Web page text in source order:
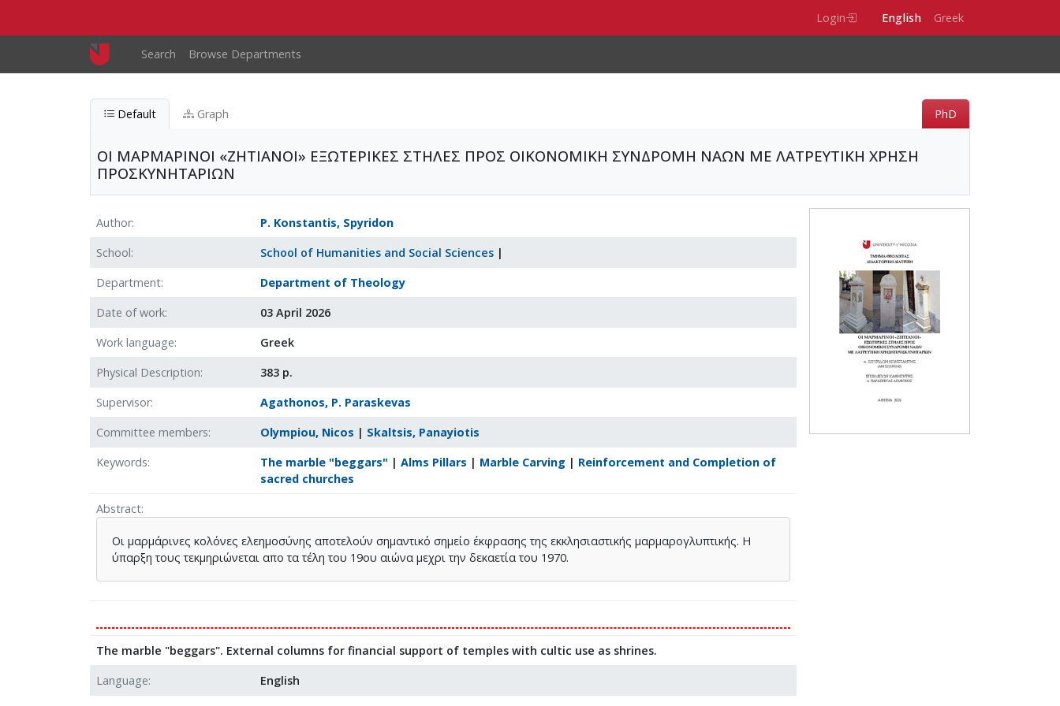
Login English Greek
Main navigation
Search Browse Departments
Default Graph PhD
ΟΙ ΜΑΡΜΑΡΙΝΟΙ «ΖΗΤΙΑΝΟΙ» ΕΞΩΤΕΡΙΚΕΣ ΣΤΗΛΕΣ ΠΡΟΣ ΟΙΚΟΝΟΜΙΚΗ ΣΥΝΔΡΟΜΗ ΝΑΩΝ ΜΕ ΛΑΤΡΕΥΤΙΚΗ ΧΡΗΣΗ
ΠΡΟΣΚΥΝΗΤΑΡΙΩΝ
Author
P. Konstantis, Spyridon
School
School of Humanities and Social Sciences |
Department
Department of Theology
Date of work
03 April 2026
Work language
Greek
Physical Description
383 p.
Supervisor
Agathonos, P. Paraskevas
Committee members
Olympiou, Nicos | Skaltsis, Panayiotis
Keywords
The marble "beggars" | Alms Pillars | Marble Carving | Reinforcement and Completion of
sacred churches
Abstract
Οι μαρμάρινες κολόνες ελεημοσύνης αποτελούν σημαντικό σημείο έκφρασης της εκκλησιαστικής μαρμαρογλυπτικής. Η
ύπαρξη τους τεκμηριώνεται απο τα τέλη του 19ου αιώνα μεχρι την δεκαετία του 1970.
The marble "beggars". External columns for financial support of temples with cultic use as shrines.
Language
English